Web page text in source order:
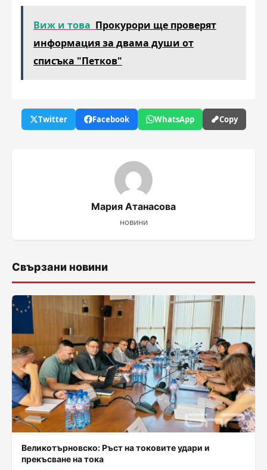
Виж и това Прокурори ще проверят
информация за двама души от
списъка "Петков"
Twitter Facebook WhatsApp Copy
Мария Атанасова
новини
Свързани новини
Великотърновско: Ръст на токовите удари и
прекъсване на тока